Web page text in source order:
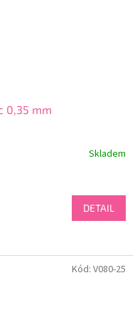
0,35 mm
Skladem
DETAIL
Kód: V080-25